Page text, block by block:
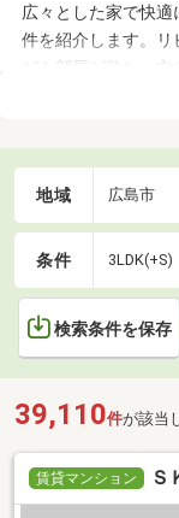
広々とした家で快
件を紹介します。
ども部屋が欲しい
り。物件のなかに
くださいね。
地域 広島市
条件 3LDK(+S)
検索条件を保存
39,110件が該当
賃貸マンション Ｓ